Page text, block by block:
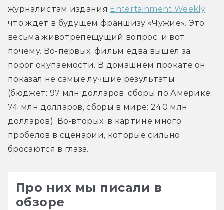
журналистам издания Entertainment Weekly,
что ждёт в будущем франшизу «Чужие». Это
весьма животрепещущий вопрос, и вот
почему. Во-первых, фильм едва вышел за
порог окупаемости. В домашнем прокате он
показал не самые лучшие результаты
(бюджет: 97 млн долларов, сборы по Америке:
74 млн долларов, сборы в мире: 240 млн
долларов). Во-вторых, в картине много
пробелов в сценарии, которые сильно
бросаются в глаза.
Про них мы писали в
обзоре